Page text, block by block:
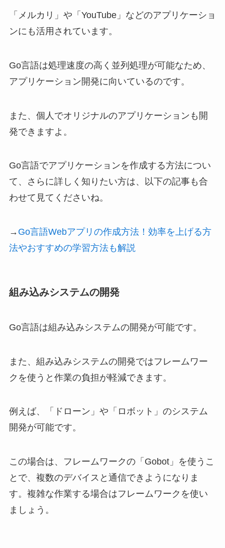
「メルカリ」や「YouTube」などのアプリケーショ
ンにも活用されています。
Go言語は処理速度の高く並列処理が可能なため、
アプリケーション開発に向いているのです。
また、個人でオリジナルのアプリケーションも開
発できますよ。
Go言語でアプリケーションを作成する方法につい
て、さらに詳しく知りたい方は、以下の記事も合
わせて見てくださいね。
→ Go言語Webアプリの作成方法！効率を上げる方
法やおすすめの学習方法も解説
組み込みシステムの開発
Go言語は組み込みシステムの開発が可能です。
また、組み込みシステムの開発ではフレームワー
クを使うと作業の負担が軽減できます。
例えば、「ドローン」や「ロボット」のシステム
開発が可能です。
この場合は、フレームワークの「Gobot」を使うこ
とで、複数のデバイスと通信できようになりま
す。複雑な作業する場合はフレームワークを使い
ましょう。